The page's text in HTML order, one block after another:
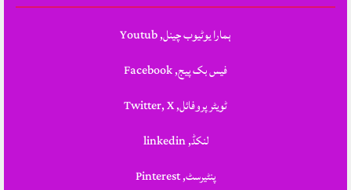
ہمارا یوٹیوب چینل, Youtub
فیس بک پیج, Facebook
ٹویٹر پروفائل, Twitter, X
لنکڈ, linkedin
پنٹیرسٹ, Pinterest